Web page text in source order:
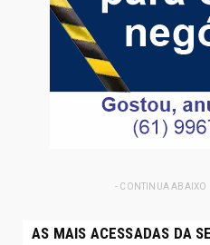
- CONTINUA ABAIXO
AS MAIS ACESSADAS DA